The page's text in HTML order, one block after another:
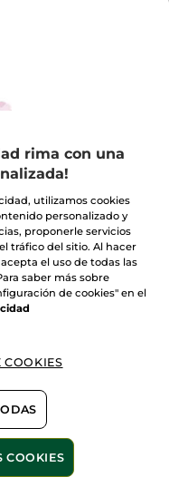
de
orgánicos
rima con una
utilizamos cookies
personalizado y
proponerle servicios
tráfico del sitio. Al hacer
el uso de todas las
saber más sobre
de cookies" en el
COOKIES
COOKIES